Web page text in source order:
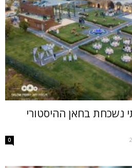
נשכחת בחאן ההיסטורי
0